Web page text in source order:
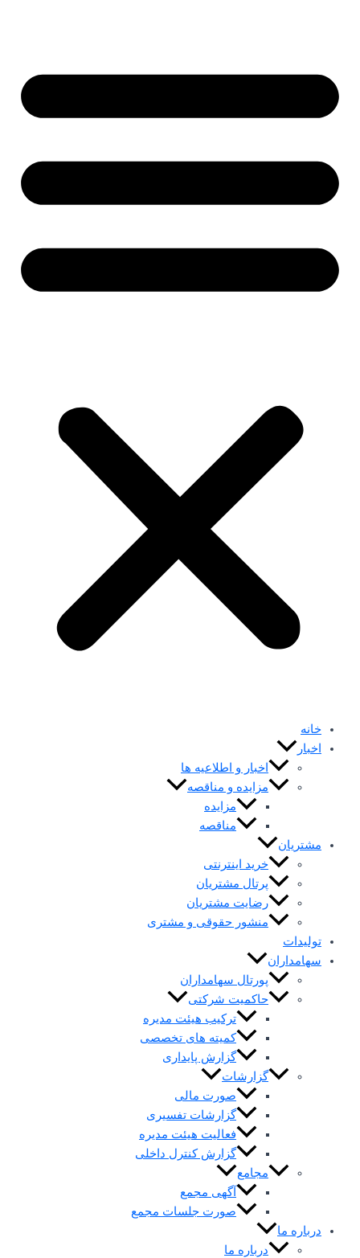
خانه
اخبار
اخبار و اطلاعیه ها
مزایده و مناقصه
مزایده
مناقصه
مشتریان
خرید اینترنتی
پرتال مشتریان
رضایت مشتریان
منشور حقوقی و مشتری
تولیدات
سهامداران
پورتال سهامداران
حاکمیت شرکتی
ترکیب هیئت مدیره
کمیته های تخصصی
گزارش پایداری
گزارشات
صورت مالی
گزارشات تفسیری
فعالیت هیئت مدیره
گزارش کنترل داخلی
مجامع
آگهی مجمع
صورت جلسات مجمع
درباره ما
درباره ما